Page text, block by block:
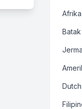
Dutch